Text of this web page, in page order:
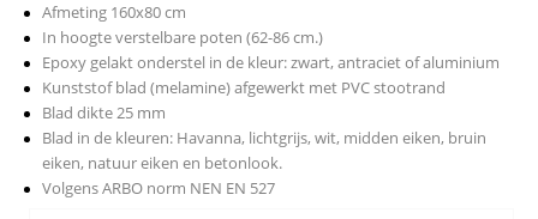
Afmeting 160x80 cm
In hoogte verstelbare poten (62-86 cm.)
Epoxy gelakt onderstel in de kleur: zwart, antraciet of aluminium
Kunststof blad (melamine) afgewerkt met PVC stootrand
Blad dikte 25 mm
Blad in de kleuren: Havanna, lichtgrijs, wit, midden eiken, bruin
eiken, natuur eiken en betonlook.
Volgens ARBO norm NEN EN 527